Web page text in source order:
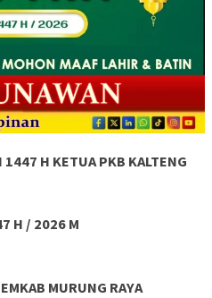
1447 H KETUA PKB KALTENG
H / 2026 M
MURUNG RAYA